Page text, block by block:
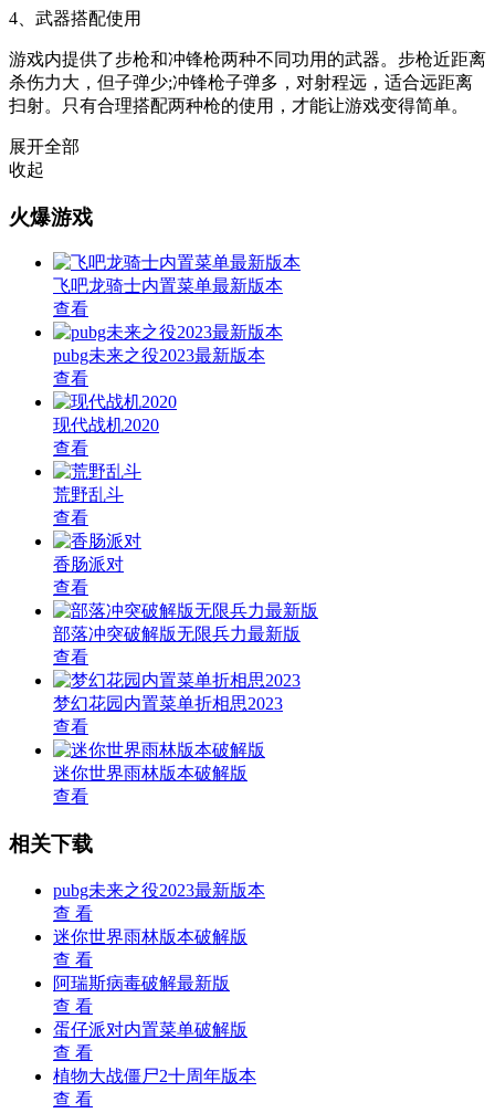
4、武器搭配使用
游戏内提供了步枪和冲锋枪两种不同功用的武器。步枪近距离
杀伤力大，但子弹少;冲锋枪子弹多，对射程远，适合远距离
扫射。只有合理搭配两种枪的使用，才能让游戏变得简单。
展开全部
收起
火爆游戏
飞吧龙骑士内置菜单最新版本
查看
pubg未来之役2023最新版本
查看
现代战机2020
查看
荒野乱斗
查看
香肠派对
查看
部落冲突破解版无限兵力最新版
查看
梦幻花园内置菜单折相思2023
查看
迷你世界雨林版本破解版
查看
相关下载
pubg未来之役2023最新版本
查 看
迷你世界雨林版本破解版
查 看
阿瑞斯病毒破解最新版
查 看
蛋仔派对内置菜单破解版
查 看
植物大战僵尸2十周年版本
查 看